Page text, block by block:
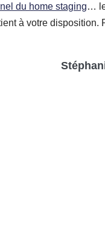
du home staging…
à votre disposition.